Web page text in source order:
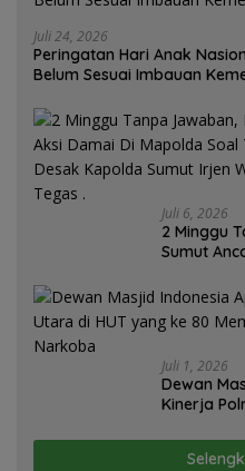
Juli 24, 2026
Peringatan Hari Anak
Belum Sesuai Imbauan
Juli 6, 2026
2 Minggu
Sumut
Dairi. Desak Kapolda Sumut Irjen
Whisnu
Juli 1, 2026
Dewan
Kinerja
Narkoba